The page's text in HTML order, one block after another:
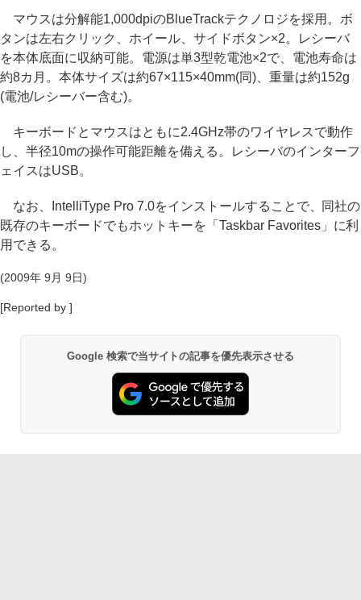
マウスは分解能1,000dpiのBlueTrackテクノロジを採用。ボ
タンは左右クリック、ホイール、サイドボタン×2。レシーバ
を本体底面に収納可能。電源は単3型乾電池×2で、電池寿命は
約8カ月。本体サイズは約67×115×40mm(同)、重量は約152g
(電池/レシーバー含む)。
キーボードとマウスはともに2.4GHz帯のワイヤレスで動作
し、半径10mの操作可能距離を備える。レシーバのインターフ
ェイスはUSB。
なお、IntelliType Pro 7.0をインストールすることで、同社の
既存のキーボードでもホットキーを「Taskbar Favorites」に利
用できる。
(2009年 9月 9日)
[Reported by ]
Google 検索で当サイトの記事を優先表示させる